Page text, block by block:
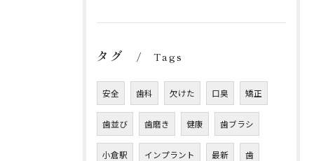
タグ Tags
安全 歯科 欠けた 口臭 矯正
歯並び 歯磨き 健康 歯ブラシ
小倉駅 インプラント 最新 歯